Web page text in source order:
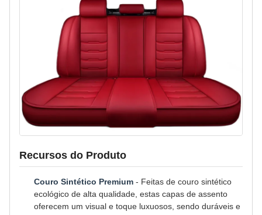
Recursos do Produto
Couro Sintético Premium - Feitas de couro sintético
ecológico de alta qualidade, estas capas de assento
oferecem um visual e toque luxuosos, sendo duráveis e